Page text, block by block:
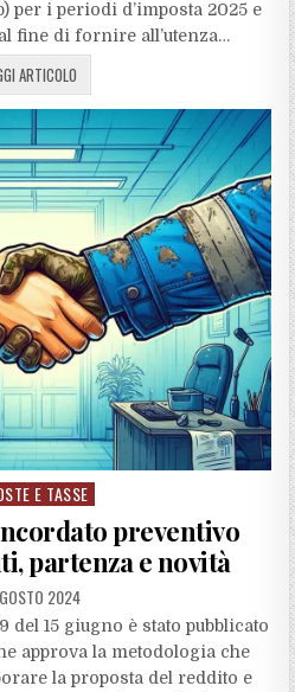
per i periodi d’imposta 2025 e
fine di fornire all’utenza…
ARTICOLO
E TASSE
preventivo
partenza e novità
2024
del 15 giugno è stato pubblicato
approva la metodologia che
la proposta del reddito e